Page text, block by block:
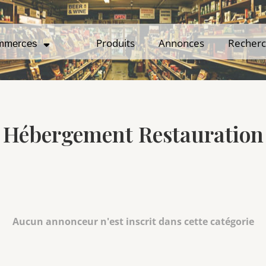
Produits Annonces
Produits Annonces
Hébergement Restauration
Aucun annonceur n'est inscrit dans cette catégorie